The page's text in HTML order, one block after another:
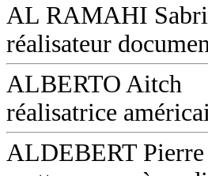
AL RAMAHI Sabri
réalisateur
ALBERTO Aitch
réalisatrice
ALDEBERT Pierre